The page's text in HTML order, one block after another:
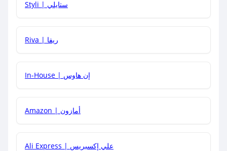
هل يمكنني جمع كود خصم مع العروض الأخرى؟
Styli | ستايلي
Riva | ريفا
In-House | إن هاوس
Amazon | أمازون
Ali Express | علي إكسبريس